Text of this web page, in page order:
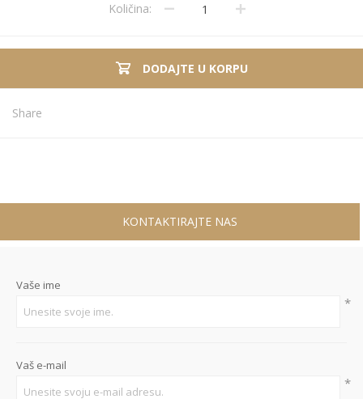
Količina:
DODAJTE U KORPU
Share
KONTAKTIRAJTE NAS
Vaše ime
*
Vaš e-mail
*